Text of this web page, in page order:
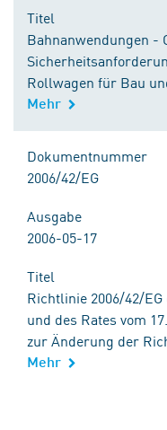
Titel
Bahnanwendungen -
Rollwagen für Bau
Mehr
Dokumentnummer
2006/42/EG
Ausgabe
2006-05-17
Titel
Richtlinie 2006/42/
und des Rates vom
zur Änderung der
Mehr